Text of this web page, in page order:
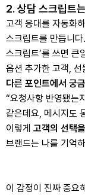
2. 상담 스크립트
고객 응대를 자동화
스크립트를 만듭니다.
스크립트’를 쓰면 큰
옵션 추가한 고객,
다른 포인트에서 궁
“요청사항 반영됐는
같은데요, 메시지도
이렇게 고객의 선택
브랜드는 나를 기억
이 감정이 진짜 중요